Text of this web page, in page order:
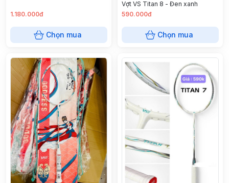
1.180.000đ
Chọn mua
Vợt VS Titan 8 - Đen xanh
590.000đ
Chọn mua